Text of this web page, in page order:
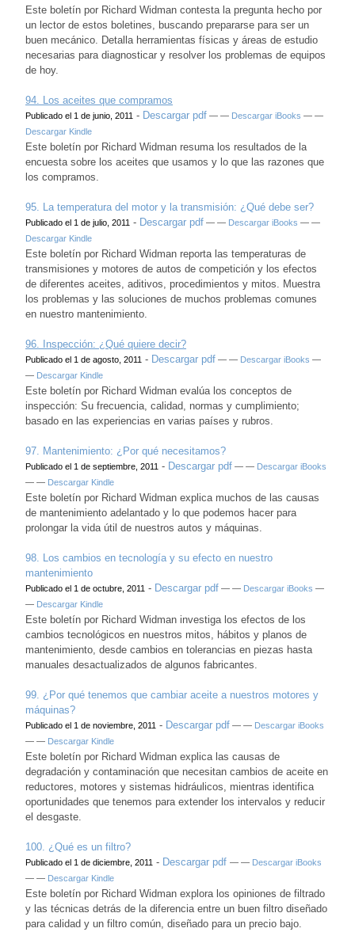
Este boletín por Richard Widman contesta la pregunta hecho por
un lector de estos boletines, buscando prepararse para ser un
buen mecánico. Detalla herramientas físicas y áreas de estudio
necesarias para diagnosticar y resolver los problemas de equipos
de hoy.
94. Los aceites que compramos
Publicado el 1 de junio, 2011 - Descargar pdf — — Descargar iBooks — —
Descargar Kindle
Este boletín por Richard Widman resuma los resultados de la
encuesta sobre los aceites que usamos y lo que las razones que
los compramos.
95. La temperatura del motor y la transmisión: ¿Qué debe ser?
Publicado el 1 de julio, 2011 - Descargar pdf — — Descargar iBooks — —
Descargar Kindle
Este boletín por Richard Widman reporta las temperaturas de
transmisiones y motores de autos de competición y los efectos
de diferentes aceites, aditivos, procedimientos y mitos. Muestra
los problemas y las soluciones de muchos problemas comunes
en nuestro mantenimiento.
96. Inspección: ¿Qué quiere decir?
Publicado el 1 de agosto, 2011 - Descargar pdf — — Descargar iBooks —
— Descargar Kindle
Este boletín por Richard Widman evalúa los conceptos de
inspección: Su frecuencia, calidad, normas y cumplimiento;
basado en las experiencias en varias países y rubros.
97. Mantenimiento: ¿Por qué necesitamos?
Publicado el 1 de septiembre, 2011 - Descargar pdf — — Descargar iBooks
— — Descargar Kindle
Este boletín por Richard Widman explica muchos de las causas
de mantenimiento adelantado y lo que podemos hacer para
prolongar la vida útil de nuestros autos y máquinas.
98. Los cambios en tecnología y su efecto en nuestro
mantenimiento
Publicado el 1 de octubre, 2011 - Descargar pdf — — Descargar iBooks —
— Descargar Kindle
Este boletín por Richard Widman investiga los efectos de los
cambios tecnológicos en nuestros mitos, hábitos y planos de
mantenimiento, desde cambios en tolerancias en piezas hasta
manuales desactualizados de algunos fabricantes.
99. ¿Por qué tenemos que cambiar aceite a nuestros motores y
máquinas?
Publicado el 1 de noviembre, 2011 - Descargar pdf — — Descargar iBooks
— — Descargar Kindle
Este boletín por Richard Widman explica las causas de
degradación y contaminación que necesitan cambios de aceite en
reductores, motores y sistemas hidráulicos, mientras identifica
oportunidades que tenemos para extender los intervalos y reducir
el desgaste.
100. ¿Qué es un filtro?
Publicado el 1 de diciembre, 2011 - Descargar pdf — — Descargar iBooks
— — Descargar Kindle
Este boletín por Richard Widman explora los opiniones de filtrado
y las técnicas detrás de la diferencia entre un buen filtro diseñado
para calidad y un filtro común, diseñado para un precio bajo.